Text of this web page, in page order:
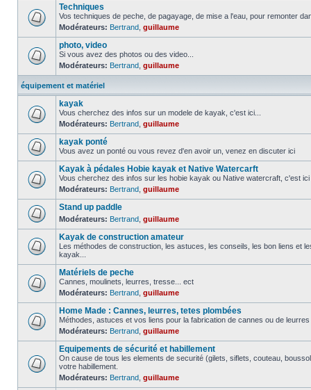
Techniques
Vos techniques de peche, de pagayage, de mise a l'eau, pour remonter
Modérateurs: Bertrand guillaume
photo, video
Si vous avez des photos ou des video...
Modérateurs: Bertrand guillaume
équipement et matériel
kayak
Vous cherchez des infos sur un modele de kayak, c'est ici...
Modérateurs: Bertrand guillaume
kayak ponté
Vous avez un ponté ou vous revez d'en avoir un, venez en discuter ici
Kayak à pédales Hobie kayak et Native Watercarft
Vous cherchez des infos sur les hobie kayak ou Native watercraft, c'est ici
Modérateurs: Bertrand guillaume
Stand up paddle
Modérateurs: Bertrand guillaume
Kayak de construction amateur
Les méthodes de construction, les astuces, les conseils, les bon liens et
kayak...
Matériels de peche
Cannes, moulinets, leurres, tresse... ect
Modérateurs: Bertrand guillaume
Home Made : Cannes, leurres, tetes plombées
Méthodes, astuces et vos liens pour la fabrication de cannes ou de
Modérateurs: Bertrand guillaume
Equipements de sécurité et habillement
On cause de tous les elements de securité (gilets, siflets, couteau,
votre habillement.
Modérateurs: Bertrand guillaume